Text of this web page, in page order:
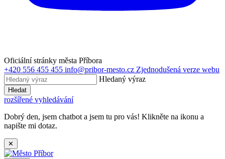
Oficiální stránky města Příbora
+420 556 455 455 info@pribor-mesto.cz Zjednodušená verze webu
Hledaný výraz
Hledat
rozšířené vyhledávání
Dobrý den, jsem chatbot a jsem tu pro vás! Klikněte na ikonu a
napište mi dotaz.
✕